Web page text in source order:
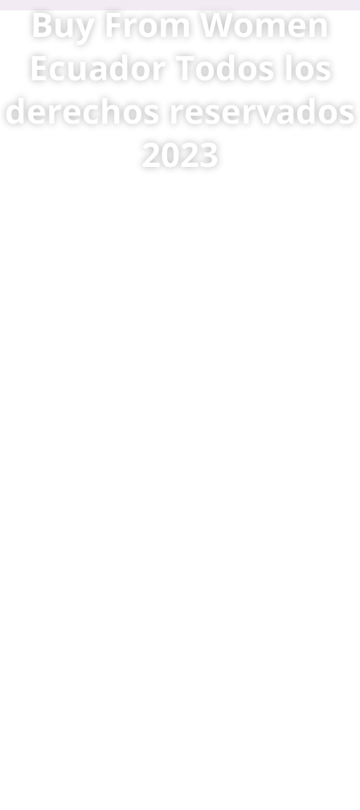
Buy From Women
Ecuador Todos los
derechos reservados
2023